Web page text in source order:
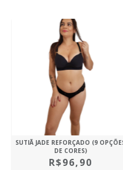
SUTIÃ JADE REFORÇADO (9
DE CORES)
R$96,90